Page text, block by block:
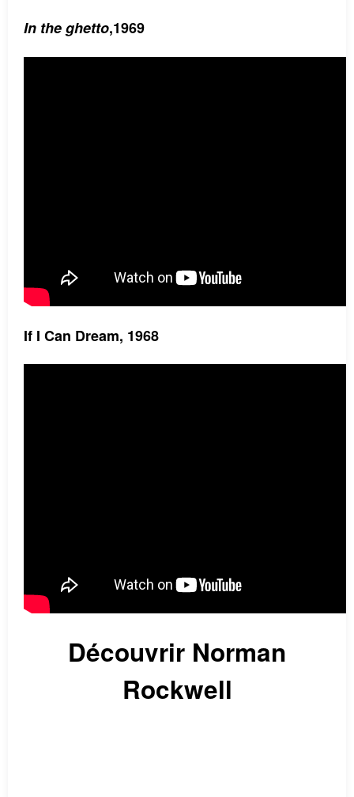
In the ghetto,1969
If I Can Dream, 1968
Découvrir Norman
Rockwell